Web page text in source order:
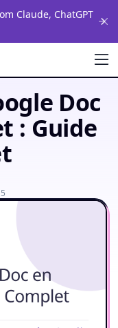
Claude, ChatGPT
Doc
: Guide